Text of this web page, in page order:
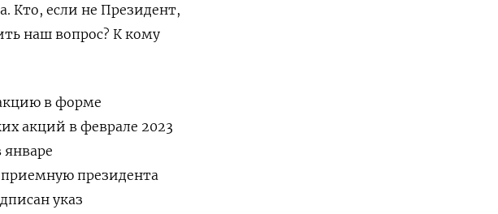
Кто, если не Президент,
наш вопрос? К кому
в форме
акций в феврале 2023
президента
указ